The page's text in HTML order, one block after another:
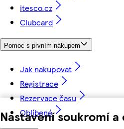
Nastavení soukromí a
itesco.cz
Clubcard
Pomoc s prvním nákupem
Jak nakupovat
Registrace
Rezervace času
Oblíbené